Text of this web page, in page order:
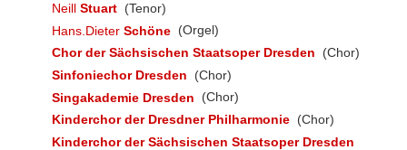
Neill Stuart (Tenor)
Hans.Dieter Schöne (Orgel)
Chor der Sächsischen Staatsoper Dresden
(Chor)
Sinfoniechor Dresden
(Chor)
Singakademie Dresden
(Chor)
Kinderchor der Dresdner Philharmonie (Chor)
Kinderchor der Sächsischen Staatsoper Dresden